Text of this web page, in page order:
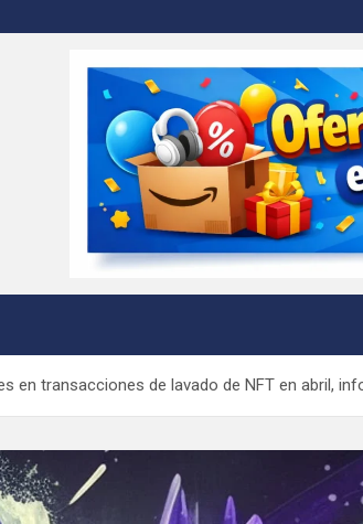
en transacciones de lavado de NFT en abril,